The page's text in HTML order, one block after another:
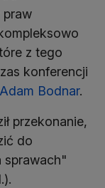
praw
z tego
konferencji
Adam Bodnar.
przekonanie,
do
sprawach"